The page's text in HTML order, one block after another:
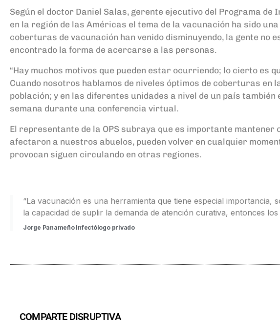
Según el doctor Daniel Salas, gerente ejecutivo del Programa de
en la región de las Américas el tema de la vacunación ha sido
coberturas de vacunación han venido disminuyendo, la gente
encontrado la forma de acercarse a las personas.
“Hay muchos motivos que pueden estar ocurriendo; lo cierto es
Cuando nosotros hablamos de niveles óptimos de coberturas en
población; y en las diferentes unidades a nivel de un país
semana durante una conferencia virtual.
El representante de la OPS subraya que es importante
afectaron a nuestros abuelos, pueden volver en cualquier
provocan siguen circulando en otras regiones.
“La vacunación es una herramienta que tiene especial
la capacidad de suplir la demanda de atención curativa, entonces
Jorge Panameño Infectólogo privado
COMPARTE DISRUPTIVA